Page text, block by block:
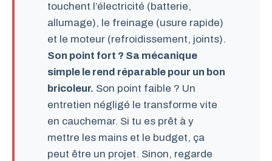
touchent l’électricité (batterie,
allumage), le freinage (usure rapide)
et le moteur (refroidissement, joints).
Son point fort ? Sa mécanique
simple le rend réparable pour un bon
bricoleur. Son point faible ? Un
entretien négligé le transforme vite
en cauchemar. Si tu es prêt à y
mettre les mains et le budget, ça
peut être un projet. Sinon, regarde